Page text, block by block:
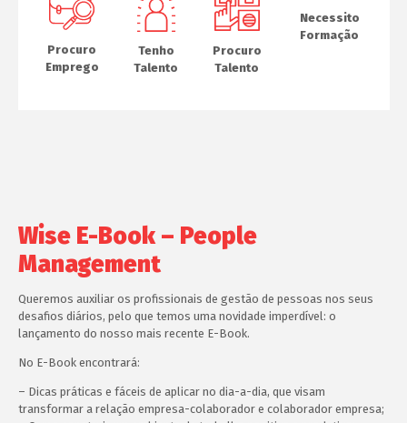
Procuro
Emprego
Tenho
Talento
Procuro
Talento
Necessito
Formação
Wise E-Book – People
Management
Queremos auxiliar os profissionais de gestão de pessoas nos seus
desafios diários, pelo que temos uma novidade imperdível: o
lançamento do nosso mais recente E-Book.
No E-Book encontrará:
– Dicas práticas e fáceis de aplicar no dia-a-dia, que visam
transformar a relação empresa-colaborador e colaborador empresa;